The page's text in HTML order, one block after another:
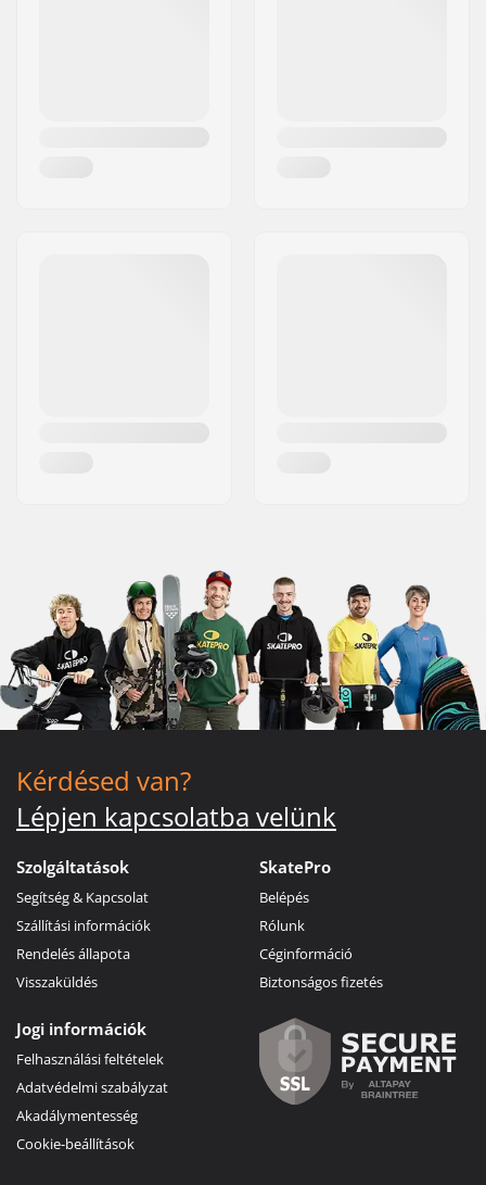
Kérdésed van?
Lépjen kapcsolatba velünk
Szolgáltatások
Segítség & Kapcsolat
Szállítási információk
Rendelés állapota
Visszaküldés
SkatePro
Belépés
Rólunk
Céginformáció
Biztonságos fizetés
Jogi információk
Felhasználási feltételek
Adatvédelmi szabályzat
Akadálymentesség
Cookie-beállítások